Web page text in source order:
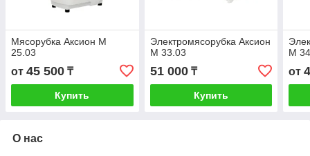
Мясорубка Аксион M
25.03
от 45 500 ₸
Купить
Электромясорубка Аксион
М 33.03
51 000₸
Купить
М
от
О нас